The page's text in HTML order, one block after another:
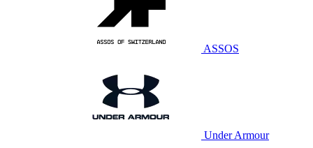
ASSOS
Under Armour